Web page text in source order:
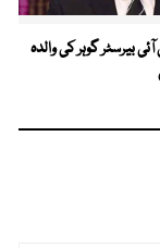
بیرسٹر گوہر کی والدہ